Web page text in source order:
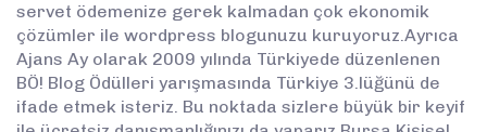
servet ödemenize gerek kalmadan çok ekonomik
çözümler ile wordpress blogunuzu kuruyoruz.Ayrıca
Ajans Ay olarak 2009 yılında Türkiyede düzenlenen
BÖ! Blog Ödülleri yarışmasında Türkiye 3.lüğünü de
ifade etmek isteriz. Bu noktada sizlere büyük bir keyif